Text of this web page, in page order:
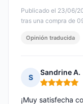
Publicado el 23/06/
tras una compra de
Opinión traducida
S
Sandrine A.
Nota: 5 de 5
¡Muy satisfecha